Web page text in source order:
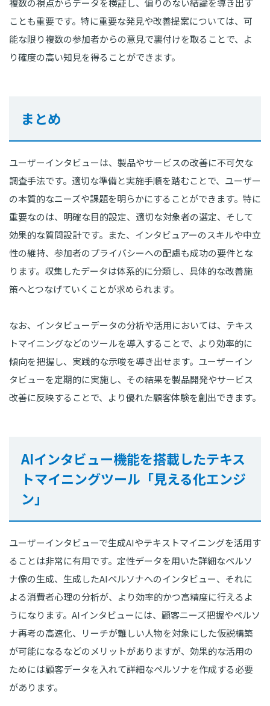
複数の視点からデータを検証し、偏りのない結論を導き出す
ことも重要です。特に重要な発見や改善提案については、可
能な限り複数の参加者からの意見で裏付けを取ることで、よ
り確度の高い知見を得ることができます。
まとめ
ユーザーインタビューは、製品やサービスの改善に不可欠な
調査手法です。適切な準備と実施手順を踏むことで、ユーザー
の本質的なニーズや課題を明らかにすることができます。特に
重要なのは、明確な目的設定、適切な対象者の選定、そして
効果的な質問設計です。また、インタビュアーのスキルや中立
性の維持、参加者のプライバシーへの配慮も成功の要件とな
ります。収集したデータは体系的に分類し、具体的な改善施
策へとつなげていくことが求められます。
なお、インタビューデータの分析や活用においては、テキス
トマイニングなどのツールを導入することで、より効率的に
傾向を把握し、実践的な示唆を導き出せます。ユーザーイン
タビューを定期的に実施し、その結果を製品開発やサービス
改善に反映することで、より優れた顧客体験を創出できます。
AIインタビュー機能を搭載したテキス
トマイニングツール「見える化エンジ
ン」
ユーザーインタビューで生成AIやテキストマイニングを活用す
ることは非常に有用です。定性データを用いた詳細なペルソ
ナ像の生成、生成したAIペルソナへのインタビュー、それに
よる消費者心理の分析が、より効率的かつ高精度に行えるよ
うになります。AIインタビューには、顧客ニーズ把握やペルソ
ナ再考の高速化、リーチが難しい人物を対象にした仮説構築
が可能になるなどのメリットがありますが、効果的な活用の
ためには顧客データを入れて詳細なペルソナを作成する必要
があります。